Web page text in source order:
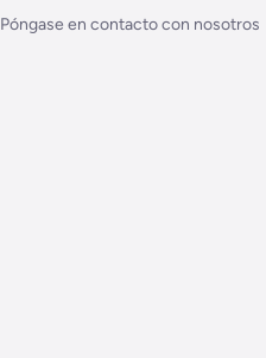
Póngase en contacto con nosotros